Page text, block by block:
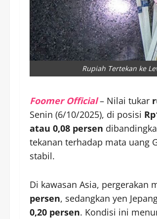
Rupiah Tertekan ke
Foomer Official– Nilai tukar
Senin (6/10/2025), di posisi
atau 0,08 persen
tekanan terhadap mata uang
stabil.
Di kawasan Asia, pergerakan
persen, sedangkan yen
0,20 persen. Kondisi ini